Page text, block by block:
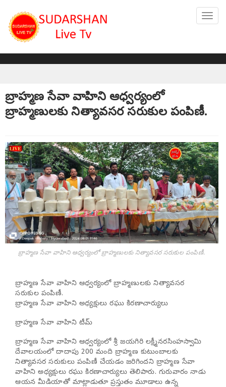
బ్రాహ్మణ సేవా వాహిని ఆధ్వర్యంలో
బ్రాహ్మణులకు నిత్యావసర సరుకుల పంపిణీ.
బ్రాహ్మణ సేవా వాహిని ఆధ్వర్యంలో బ్రాహ్మణులకు నిత్యావసర సరుకుల పంపిణీ.
బ్రాహ్మణ సేవా వాహిని ఆధ్వర్యంలో బ్రాహ్మణులకు నిత్యావసర
సరుకుల పంపిణీ.
బ్రాహ్మణ సేవా వాహిని అధ్యక్షులు రఘు కిరణాచార్యులు
బ్రాహ్మణ సేవా వాహిని టీమ్
బ్రాహ్మణ సేవా వాహిని ఆధ్వర్యంలో శ్రీ జయగిరి లక్ష్మీనరసింహస్వామి
దేవాలయంలో దాదాపు 200 మంది బ్రాహ్మణ కుటుంబాలకు
నిత్యావసర సరుకులు పంపిణీ చేయడం జరిగిందని బ్రాహ్మణ సేవా
వాహిని అధ్యక్షులు రఘు కిరణాచార్యులు తెలిపారు. గురువారం నాడు
ఆయన మీడియాతో మాట్లాడుతూ ప్రస్తుతం మూడాలు ఉన్న